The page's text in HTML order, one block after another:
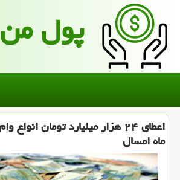
پول من
ماه امسال